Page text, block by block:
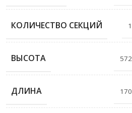
КОЛИЧЕСТВО СЕКЦИЙ 1
ВЫСОТА 572
ДЛИНА 170